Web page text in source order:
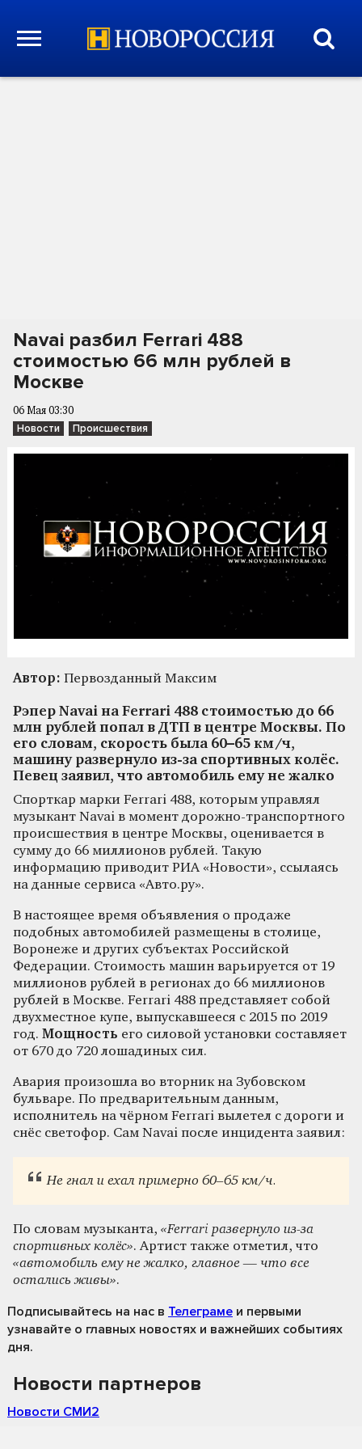
Navai разбил Ferrari 488
стоимостью 66 млн рублей в
Москве
06 Мая 03:30
Новости Происшествия
Автор: Первозданный Максим
Рэпер Navai на Ferrari 488 стоимостью до 66
млн рублей попал в ДТП в центре Москвы. По
его словам, скорость была 60–65 км/ч,
машину развернуло из-за спортивных колёс.
Певец заявил, что автомобиль ему не жалко
Спорткар марки Ferrari 488, которым управлял
музыкант Navai в момент дорожно-транспортного
происшествия в центре Москвы, оценивается в
сумму до 66 миллионов рублей. Такую
информацию приводит РИА «Новости», ссылаясь
на данные сервиса «Авто.ру».
В настоящее время объявления о продаже
подобных автомобилей размещены в столице,
Воронеже и других субъектах Российской
Федерации. Стоимость машин варьируется от 19
миллионов рублей в регионах до 66 миллионов
рублей в Москве. Ferrari 488 представляет собой
двухместное купе, выпускавшееся с 2015 по 2019
год. Мощность его силовой установки составляет
от 670 до 720 лошадиных сил.
Авария произошла во вторник на Зубовском
бульваре. По предварительным данным,
исполнитель на чёрном Ferrari вылетел с дороги и
снёс светофор. Сам Navai после инцидента заявил:
Не гнал и ехал примерно 60–65 км/ч.
По словам музыканта, «Ferrari развернуло из-за
спортивных колёс». Артист также отметил, что
«автомобиль ему не жалко, главное — что все
остались живы».
Подписывайтесь на нас в Телеграме и первыми
узнавайте о главных новостях и важнейших событиях
дня.
Новости партнеров
Новости СМИ2